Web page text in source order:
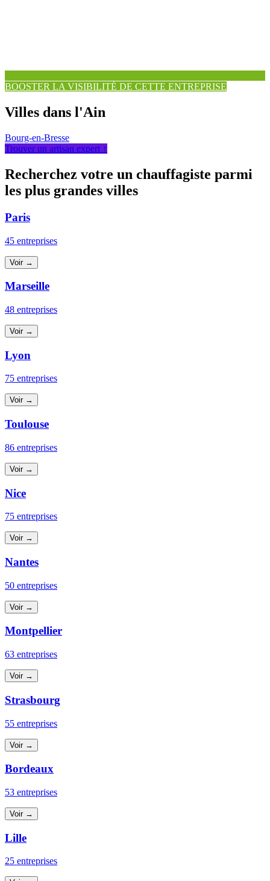
BOOSTER LA VISIBILITÉ DE CETTE ENTREPRISE
Villes dans l'Ain
Bourg-en-Bresse
Trouver un artisan expert ↑
Recherchez votre un chauffagiste parmi
les plus grandes villes
Paris
45 entreprises
Voir →
Marseille
48 entreprises
Voir →
Lyon
75 entreprises
Voir →
Toulouse
86 entreprises
Voir →
Nice
75 entreprises
Voir →
Nantes
50 entreprises
Voir →
Montpellier
63 entreprises
Voir →
Strasbourg
55 entreprises
Voir →
Bordeaux
53 entreprises
Voir →
Lille
25 entreprises